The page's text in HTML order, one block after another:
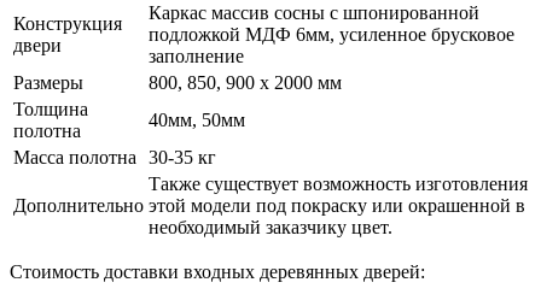
Конструкция
двери
Каркас массив сосны с шпонированной
подложкой МДФ 6мм, усиленное брусковое
заполнение
Размеры
800, 850, 900 x 2000 мм
Толщина
полотна
40мм, 50мм
Масса полотна
30-35 кг
Дополнительно
Также существует возможность изготовления
этой модели под покраску или окрашенной в
необходимый заказчику цвет.
Стоимость доставки входных деревянных дверей: